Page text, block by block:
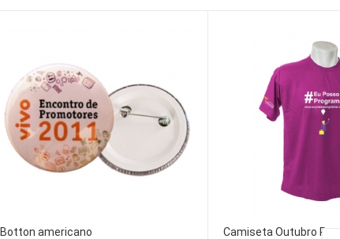
Botton americano Camiseta Outubro Rosa